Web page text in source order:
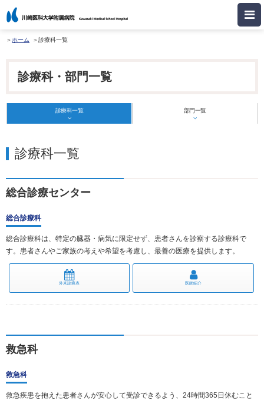
ホーム 診療科一覧
診療科・部門一覧
診療科一覧 部門一覧
診療科一覧
総合診療センター
総合診療科
総合診療科は、特定の臓器・病気に限定せず、患者さんを診察する診療科で
す。患者さんやご家族の考えや希望を考慮し、最善の医療を提供します。
外来診療表 医師紹介
救急科
救急科
救急疾患を抱えた患者さんが安心して受診できるよう、24時間365日休むこと